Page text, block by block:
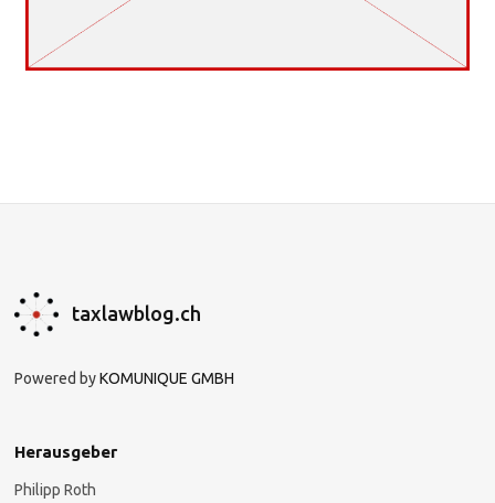
taxlawblog.ch
Powered byKOMUNIQUE GMBH
Herausgeber
Philipp Roth